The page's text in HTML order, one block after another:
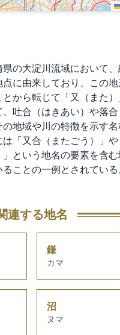
の大淀川流域において
に由来しており、この
から転じて「又（また
吐合（はきあい）や落
地域や川の特徴を示す
「又合（またごう）」
という地名の要素を含
ことの一例とされている
連する地名
鎌
カマ
沼
ヌマ